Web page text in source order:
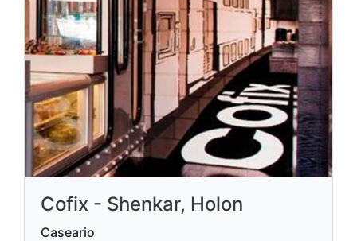
Cofix - Shenkar, Holon
Caseario